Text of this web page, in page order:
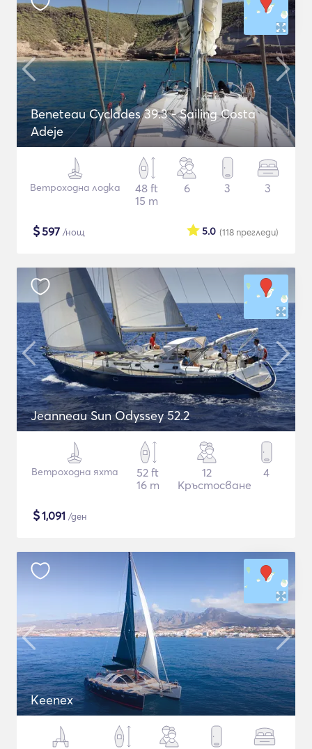
Beneteau Cyclades 39.3 - Sailing Costa
Adeje
Ветроходна лодка
48 ft
15 m
6 3 3
$597 /нощ (118 прегледи)
5.0
Jeanneau Sun Odyssey 52.2
Ветроходна яхта
52 ft
16 m
12
Кръстосване
4
$1,091 /ден
Keenex